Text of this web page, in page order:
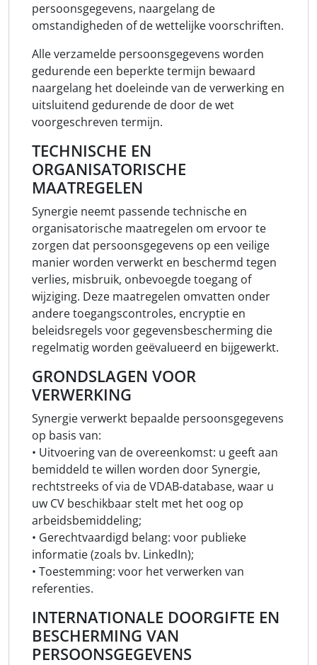
persoonsgegevens, naargelang de
omstandigheden of de wettelijke voorschriften.
Alle verzamelde persoonsgegevens worden
gedurende een beperkte termijn bewaard
naargelang het doeleinde van de verwerking en
uitsluitend gedurende de door de wet
voorgeschreven termijn.
TECHNISCHE EN
ORGANISATORISCHE
MAATREGELEN
Synergie neemt passende technische en
organisatorische maatregelen om ervoor te
zorgen dat persoonsgegevens op een veilige
manier worden verwerkt en beschermd tegen
verlies, misbruik, onbevoegde toegang of
wijziging. Deze maatregelen omvatten onder
andere toegangscontroles, encryptie en
beleidsregels voor gegevensbescherming die
regelmatig worden geëvalueerd en bijgewerkt.
GRONDSLAGEN VOOR
VERWERKING
Synergie verwerkt bepaalde persoonsgegevens
op basis van:
• Uitvoering van de overeenkomst: u geeft aan
bemiddeld te willen worden door Synergie,
rechtstreeks of via de VDAB-database, waar u
uw CV beschikbaar stelt met het oog op
arbeidsbemiddeling;
• Gerechtvaardigd belang: voor publieke
informatie (zoals bv. LinkedIn);
• Toestemming: voor het verwerken van
referenties.
INTERNATIONALE DOORGIFTE EN
BESCHERMING VAN
PERSOONSGEGEVENS